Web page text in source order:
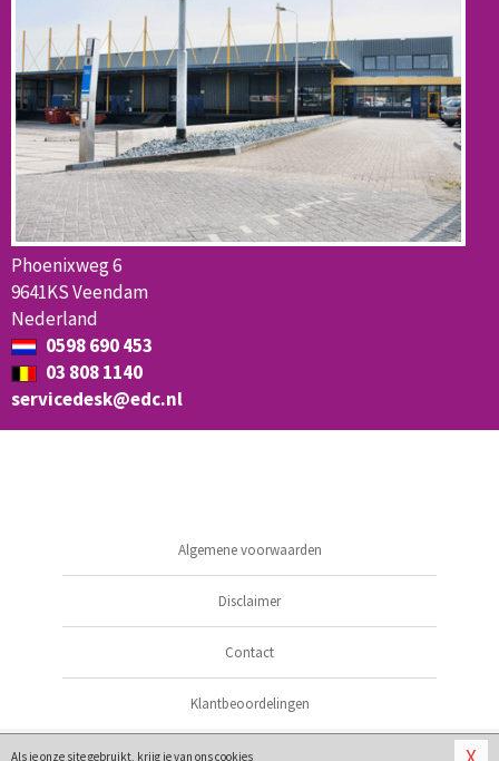
Phoenixweg 6
9641KS Veendam
Nederland
0598 690 453
03 808 1140
servicedesk@edc.nl
Algemene voorwaarden
Disclaimer
Contact
Klantbeoordelingen
© 2026Vagina Balletjes
Als je onze site gebruikt, krijg je van onscookies